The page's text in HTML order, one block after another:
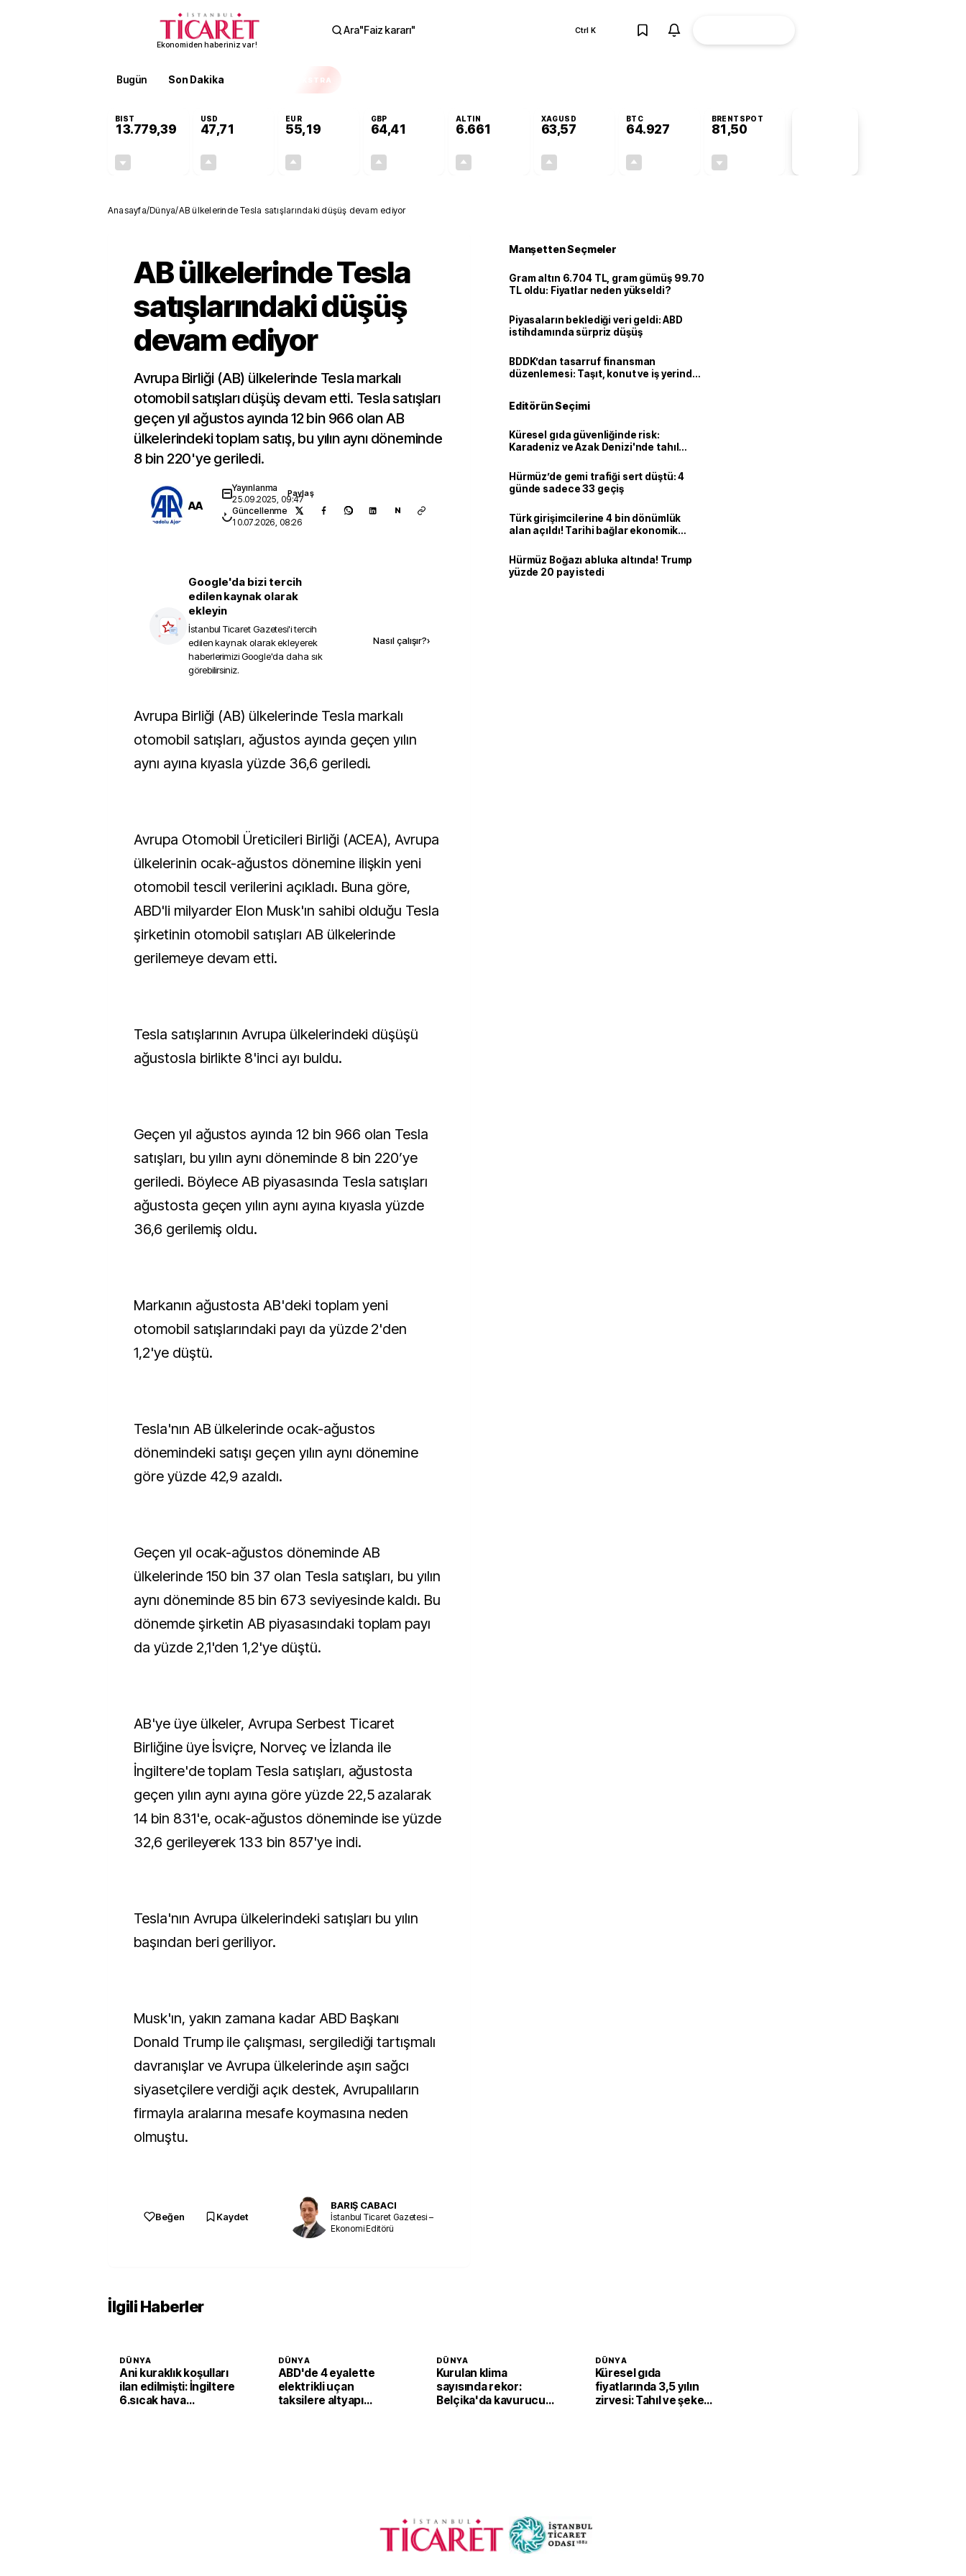
Ekonomiden haberiniz var!
Ara"Faiz kararı" Ctrl K
Bugün Son Dakika EKSTRA
BIST
13.779,39
USD
47,71
EUR
55,19
GBP
64,41
ALTIN
6.661
XAGUSD
63,57
BTC
64.927
BRENTSPOT
81,50
Anasayfa/Dünya/AB ülkelerinde Tesla satışlarındaki düşüş devam ediyor
AB ülkelerinde Tesla
satışlarındaki düşüş
devam ediyor
Avrupa Birliği (AB) ülkelerinde Tesla markalı
otomobil satışları düşüş devam etti. Tesla satışları
geçen yıl ağustos ayında 12 bin 966 olan AB
ülkelerindeki toplam satış, bu yılın aynı döneminde
8 bin 220'ye geriledi.
AA
Yayınlanma
25.09.2025, 09:47
Güncellenme
10.07.2026, 08:26
Paylaş
N
Google'da bizi tercih
edilen kaynak olarak
ekleyin
İstanbul Ticaret Gazetesi'i tercih
edilen kaynak olarak ekleyerek
haberlerimizi Google'da daha sık
görebilirsiniz.
Nasıl çalışır?›
Avrupa Birliği (AB) ülkelerinde Tesla markalı
otomobil satışları, ağustos ayında geçen yılın
aynı ayına kıyasla yüzde 36,6 geriledi.
Avrupa Otomobil Üreticileri Birliği (ACEA), Avrupa
ülkelerinin ocak-ağustos dönemine ilişkin yeni
otomobil tescil verilerini açıkladı. Buna göre,
ABD'li milyarder Elon Musk'ın sahibi olduğu Tesla
şirketinin otomobil satışları AB ülkelerinde
gerilemeye devam etti.
Tesla satışlarının Avrupa ülkelerindeki düşüşü
ağustosla birlikte 8'inci ayı buldu.
Geçen yıl ağustos ayında 12 bin 966 olan Tesla
satışları, bu yılın aynı döneminde 8 bin 220’ye
geriledi. Böylece AB piyasasında Tesla satışları
ağustosta geçen yılın aynı ayına kıyasla yüzde
36,6 gerilemiş oldu.
Markanın ağustosta AB'deki toplam yeni
otomobil satışlarındaki payı da yüzde 2'den
1,2'ye düştü.
Tesla'nın AB ülkelerinde ocak-ağustos
dönemindeki satışı geçen yılın aynı dönemine
göre yüzde 42,9 azaldı.
Geçen yıl ocak-ağustos döneminde AB
ülkelerinde 150 bin 37 olan Tesla satışları, bu yılın
aynı döneminde 85 bin 673 seviyesinde kaldı. Bu
dönemde şirketin AB piyasasındaki toplam payı
da yüzde 2,1'den 1,2'ye düştü.
AB'ye üye ülkeler, Avrupa Serbest Ticaret
Birliğine üye İsviçre, Norveç ve İzlanda ile
İngiltere'de toplam Tesla satışları, ağustosta
geçen yılın aynı ayına göre yüzde 22,5 azalarak
14 bin 831'e, ocak-ağustos döneminde ise yüzde
32,6 gerileyerek 133 bin 857'ye indi.
Tesla'nın Avrupa ülkelerindeki satışları bu yılın
başından beri geriliyor.
Musk'ın, yakın zamana kadar ABD Başkanı
Donald Trump ile çalışması, sergilediği tartışmalı
davranışlar ve Avrupa ülkelerinde aşırı sağcı
siyasetçilere verdiği açık destek, Avrupalıların
firmayla aralarına mesafe koymasına neden
olmuştu.
Beğen Kaydet
BARIŞ CABACI
İstanbul Ticaret Gazetesi –
Ekonomi Editörü
Manşetten Seçmeler
Gram altın 6.704 TL, gram gümüş 99.70
TL oldu: Fiyatlar neden yükseldi?
Piyasaların beklediği veri geldi: ABD
istihdamında sürpriz düşüş
BDDK’dan tasarruf finansman
düzenlemesi: Taşıt, konut ve iş yerinde
Editörün Seçimi
Küresel gıda güvenliğinde risk:
Karadeniz ve Azak Denizi'nde tahıl
Hürmüz’de gemi trafiği sert düştü: 4
günde sadece 33 geçiş
Türk girişimcilerine 4 bin dönümlük
alan açıldı! Tarihi bağlar ekonomik
Hürmüz Boğazı abluka altında! Trump
yüzde 20 pay istedi
İlgili Haberler
DÜNYA
Ani kuraklık koşulları
ilan edilmişti: İngiltere
6.sıcak hava
DÜNYA
ABD'de 4 eyalette
elektrikli uçan
taksilere altyapı
DÜNYA
Kurulan klima
sayısında rekor:
Belçika'da kavurucu
DÜNYA
Küresel gıda
fiyatlarında 3,5 yılın
zirvesi: Tahıl ve şeker